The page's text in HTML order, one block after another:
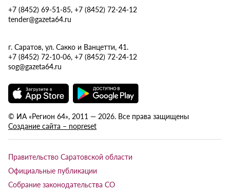
+7 (8452) 69-51-85, +7 (8452) 72-24-12
tender@gazeta64.ru
г. Саратов, ул. Сакко и Ванцетти, 41.
+7 (8452) 72-10-06, +7 (8452) 72-24-12
sog@gazeta64.ru
© ИА «Регион 64», 2011 — 2026. Все права защищены
Создание сайта – nopreset
Правительство Саратовской области
Официальные публикации
Собрание законодательства СО